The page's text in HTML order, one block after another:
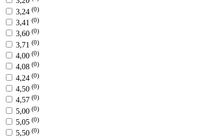
3,24 (0)
3,41 (0)
3,60 (0)
3,71 (0)
4,00 (0)
4,08 (0)
4,24 (0)
4,50 (0)
4,57 (0)
5,00 (0)
5,05 (0)
5,50 (0)